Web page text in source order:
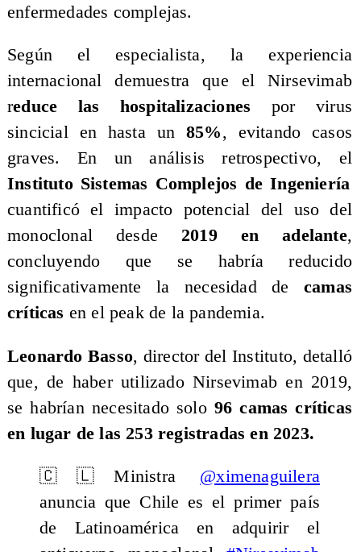
enfermedades complejas.
​Según el especialista, la experiencia
internacional demuestra que el Nirsevimab
reduce las hospitalizaciones por virus
sincicial en hasta un 85%, evitando casos
graves. En un análisis retrospectivo, el
Instituto Sistemas Complejos de Ingeniería
cuantificó el impacto potencial del uso del
monoclonal desde 2019 en adelante,
concluyendo que se habría reducido
significativamente la necesidad decamas
críticas en el peak de la pandemia.
​Leonardo Basso, director del Instituto, detalló
que, de haber utilizado Nirsevimab en 2019,
se habrían necesitado solo 96 camas críticas
en lugar de las 253 registradas en 2023.
🇨🇱Ministra @ximenaguilera
anuncia que Chile es el primer país
de Latinoamérica en adquirir el